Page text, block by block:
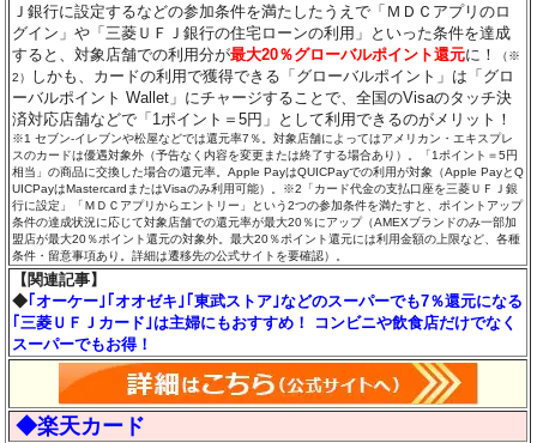
Ｊ銀行に設定するなどの参加条件を満たしたうえで「ＭＤＣアプリのロ
グイン」や「三菱ＵＦＪ銀行の住宅ローンの利用」といった条件を達成
すると、対象店舗での利用分が最大20％グローバルポイント還元に！
（※
2）
しかも、カードの利用で獲得できる「グローバルポイント」は「グロ
ーバルポイント Wallet」にチャージすることで、全国のVisaのタッチ決
済対応店舗などで「1ポイント＝5円」として利用できるのがメリット！
※1 セブン‐イレブンや松屋などでは還元率7％。対象店舗によってはアメリカン・エキスプレ
スのカードは優遇対象外（予告なく内容を変更または終了する場合あり）。「1ポイント＝5円
相当」の商品に交換した場合の還元率。Apple PayはQUICPayでの利用が対象（Apple PayとQ
UICPayはMastercardまたはVisaのみ利用可能）。※2「カード代金の支払口座を三菱ＵＦＪ銀
行に設定」「ＭＤＣアプリからエントリー」という2つの参加条件を満たすと、ポイントアップ
条件の達成状況に応じて対象店舗での還元率が最大20％にアップ（AMEXブランドのみ一部加
盟店が最大20％ポイント還元の対象外。最大20％ポイント還元には利用金額の上限など、各種
条件・留意事項あり。詳細は遷移先の公式サイトを要確認）。
【関連記事】
◆ ｢オーケー｣｢オオゼキ｣｢東武ストア｣などのスーパーでも7％還元になる
｢三菱ＵＦＪカード｣は主婦にもおすすめ！ コンビニや飲食店だけでなく
スーパーでもお得！
◆楽天カード